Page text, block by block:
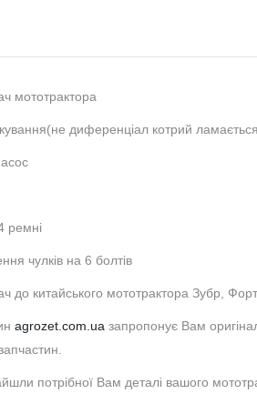
мототрактора
диференціал котрий
ремні
чулків на 6 болтів
до китайського мототрактора Зубр,
agrozet.com.ua запропонує Вам
потрібної Вам деталі вашого